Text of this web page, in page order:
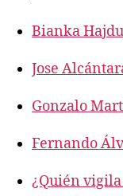
Bianka Hajdu
Jose
Gonzalo
Fernando
¿Quién